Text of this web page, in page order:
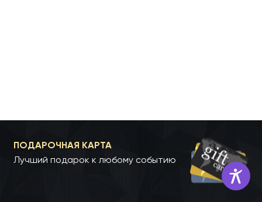
ПОДАРОЧНАЯ КАРТА
Лучший подарок к любому событию